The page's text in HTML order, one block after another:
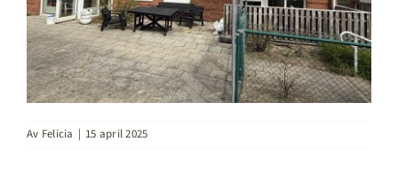
Av Felicia | 15 april 2025